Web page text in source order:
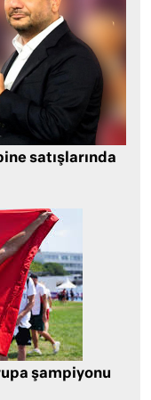
satışlarında
şampiyonu